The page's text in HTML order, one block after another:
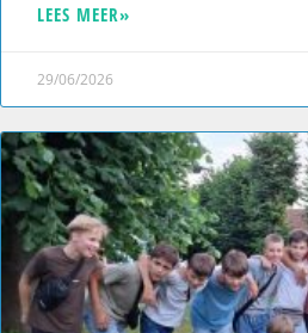
LEES MEER»
29/06/2026